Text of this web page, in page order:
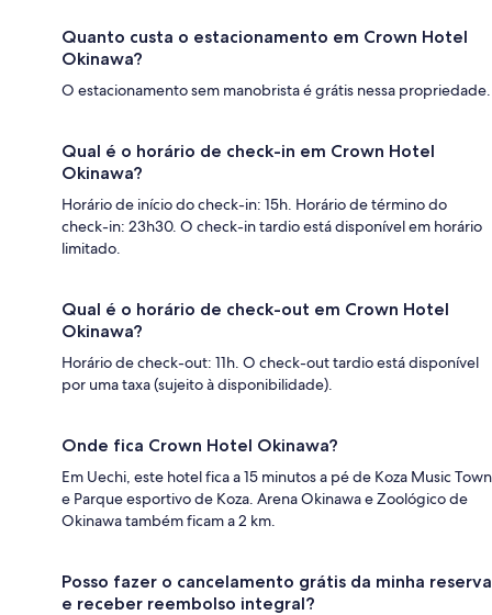
Quanto custa o estacionamento em Crown Hotel
Okinawa?
O estacionamento sem manobrista é grátis nessa propriedade.
Qual é o horário de check-in em Crown Hotel
Okinawa?
Horário de início do check-in: 15h. Horário de término do
check-in: 23h30. O check-in tardio está disponível em horário
limitado.
Qual é o horário de check-out em Crown Hotel
Okinawa?
Horário de check-out: 11h. O check-out tardio está disponível
por uma taxa (sujeito à disponibilidade).
Onde fica Crown Hotel Okinawa?
Em Uechi, este hotel fica a 15 minutos a pé de Koza Music Town
e Parque esportivo de Koza. Arena Okinawa e Zoológico de
Okinawa também ficam a 2 km.
Posso fazer o cancelamento grátis da minha reserva
e receber reembolso integral?